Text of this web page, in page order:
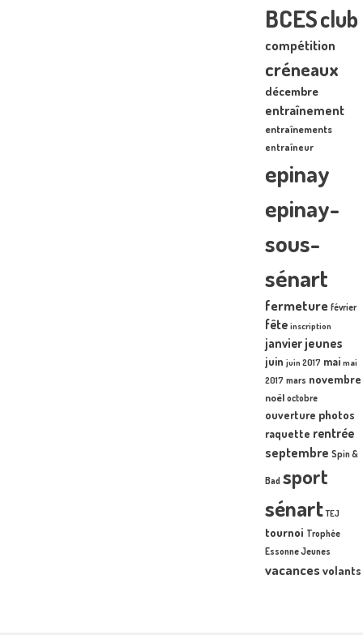
BCESclub
compétition
créneaux
décembre
entraînement
entraînements
entraîneur
epinay
epinay-
sous-
sénart
fermeture février
fête inscription
janvier jeunes
juin juin 2017 mai mai
2017 mars novembre
noël octobre
ouverture photos
raquette rentrée
septembre Spin &
Bad sport
sénart TEJ
tournoi Trophée
Essonne Jeunes
vacancesvolants